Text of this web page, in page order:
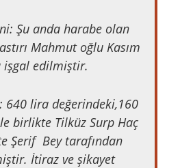
Şu anda harabe olan
Mahmut oğlu Kasım
işgal edilmiştir.
640 lira değerindeki,160
birlikte Tilküz Surp Haç
Şerif Bey tarafından
İtiraz ve şikayet